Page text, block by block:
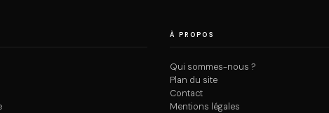
À PROPOS
Qui sommes-nous ?
Plan du site
Contact
Mentions légales